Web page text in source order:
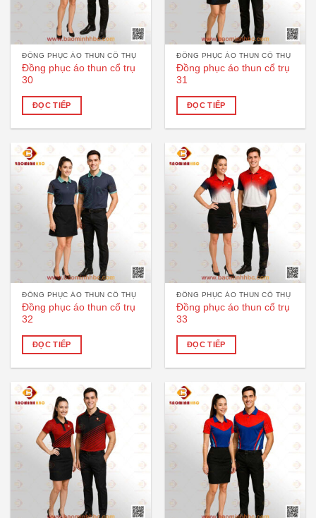
ĐỒNG PHỤC ÁO THUN CỔ THỤ
Đồng phục áo thun cổ trụ
30
ĐỌC TIẾP
ĐỒNG PHỤC ÁO THUN CỔ THỤ
Đồng phục áo thun cổ trụ
31
ĐỌC TIẾP
ĐỒNG PHỤC ÁO THUN CỔ THỤ
Đồng phục áo thun cổ trụ
32
ĐỌC TIẾP
ĐỒNG PHỤC ÁO THUN CỔ THỤ
Đồng phục áo thun cổ trụ
33
ĐỌC TIẾP